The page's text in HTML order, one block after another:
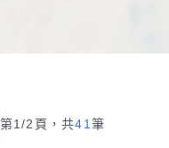
第1/2頁， 共41 筆